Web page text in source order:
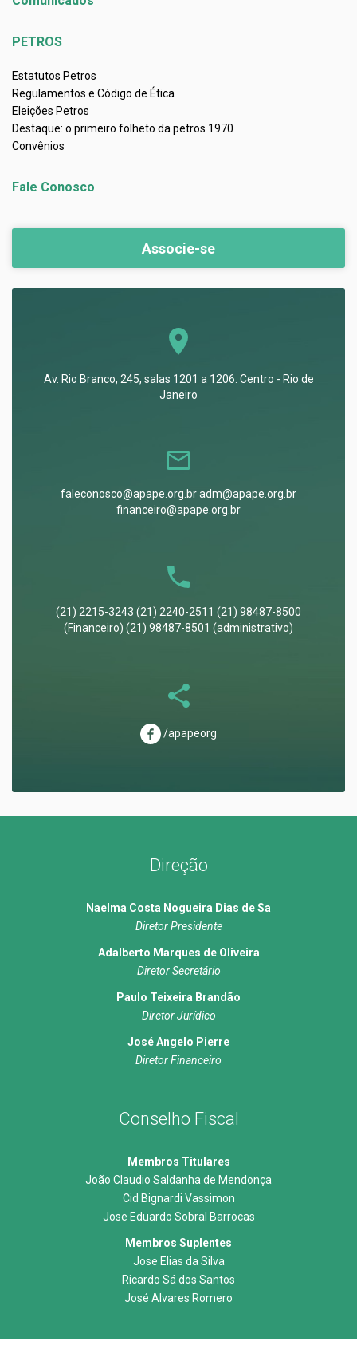
PETROS
Estatutos Petros
Regulamentos e Código de Ética
Eleições Petros
Destaque: o primeiro folheto da petros 1970
Convênios
Fale Conosco
Associe-se
Av. Rio Branco, 245, salas 1201 a 1206. Centro - Rio de
Janeiro
faleconosco@apape.org.br adm@apape.org.br
financeiro@apape.org.br
(21) 2215-3243 (21) 2240-2511 (21) 98487-8500
(Financeiro) (21) 98487-8501 (administrativo)
/apapeorg
Direção
Naelma Costa Nogueira Dias de Sa
Diretor Presidente
Adalberto Marques de Oliveira
Diretor Secretário
Paulo Teixeira Brandão
Diretor Jurídico
José Angelo Pierre
Diretor Financeiro
Conselho Fiscal
Membros Titulares
João Claudio Saldanha de Mendonça
Cid Bignardi Vassimon
Jose Eduardo Sobral Barrocas
Membros Suplentes
Jose Elias da Silva
Ricardo Sá dos Santos
José Alvares Romero